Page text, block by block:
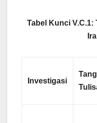
Tabel Kunci
Investigasi